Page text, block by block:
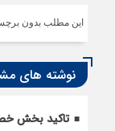
این مطلب بدون
نوشته های
تاکید بخش